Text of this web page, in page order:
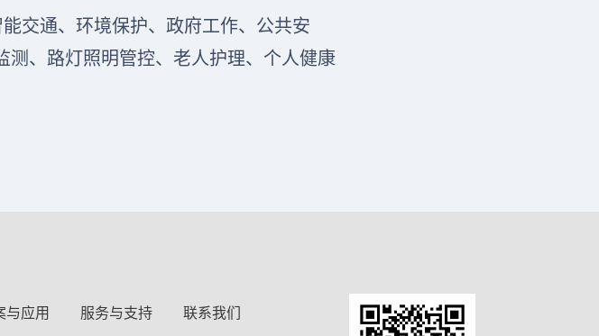
交通、环境保护、政府工作、公共安
、路灯照明管控、老人护理、个人健康
与应用 服务与支持 联系我们